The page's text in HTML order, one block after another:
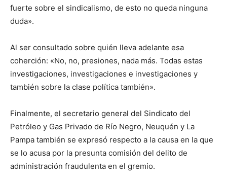
fuerte sobre el sindicalismo, de esto no queda ninguna
duda».
Al ser consultado sobre quién lleva adelante esa
coherción: «No, no, presiones, nada más. Todas estas
investigaciones, investigaciones e investigaciones y
también sobre la clase política también».
Finalmente, el secretario general del Sindicato del
Petróleo y Gas Privado de Río Negro, Neuquén y La
Pampa también se expresó respecto a la causa en la que
se lo acusa por la presunta comisión del delito de
administración fraudulenta en el gremio.